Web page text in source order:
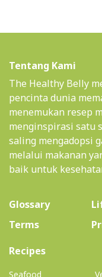
Tentang Kami
The Healthy Belly
pencinta dunia
menemukan resep
menginspirasi satu
saling mengadopsi
melalui makanan
baik untuk
Glossary
Terms
Recipes(current)
Seafood